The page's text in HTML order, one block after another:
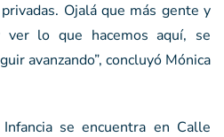
Ojalá que más gente y
ver lo que hacemos aquí, se
avanzando”, concluyó Mónica
se encuentra en Calle